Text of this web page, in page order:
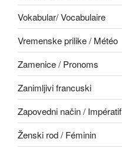
Vokabular/ Vocabulaire
Vremenske prilike / Météo
Zamenice / Pronoms
Zanimljivi francuski
Zapovedni način / Impératif
Ženski rod / Féminin